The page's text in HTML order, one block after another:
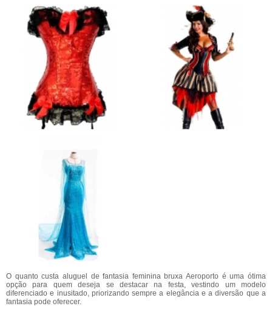
O quanto custa aluguel de fantasia feminina bruxa Aeroporto é uma ótima
opção para quem deseja se destacar na festa, vestindo um modelo
diferenciado e inusitado, priorizando sempre a elegância e a diversão que a
fantasia pode oferecer.